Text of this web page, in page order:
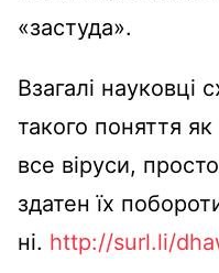
«застуда».
Взагалі науковці
такого поняття
все віруси,
здатен їх
ні. http://surl.li/